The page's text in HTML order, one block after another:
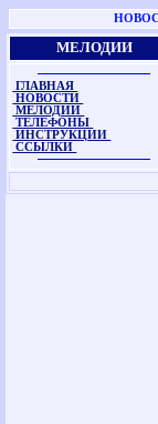
МЕЛОДИИ
ГЛАВНАЯ
НОВОСТИ
МЕЛОДИИ
ТЕЛЕФОНЫ
ИНСТРУКЦИИ
ССЫЛКИ